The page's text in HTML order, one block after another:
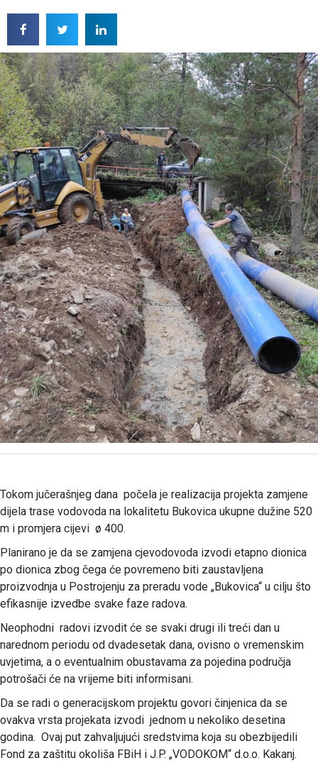
Tokom jučerašnjeg dana počela je realizacija projekta zamjene
dijela trase vodovoda na lokalitetu Bukovica ukupne dužine 520
m i promjera cijevi ø 400.
Planirano je da se zamjena cjevodovoda izvodi etapno dionica
po dionica zbog čega će povremeno biti zaustavljena
proizvodnja u Postrojenju za preradu vode „Bukovica“ u cilju što
efikasnije izvedbe svake faze radova.
Neophodni radovi izvodit će se svaki drugi ili treći dan u
narednom periodu od dvadesetak dana, ovisno o vremenskim
uvjetima, a o eventualnim obustavama za pojedina područja
potrošači će na vrijeme biti informisani.
Da se radi o generacijskom projektu govori činjenica da se
ovakva vrsta projekata izvodi jednom u nekoliko desetina
godina. Ovaj put zahvaljujući sredstvima koja su obezbijedili
Fond za zaštitu okoliša FBiH i J.P. „VODOKOM“ d.o.o. Kakanj.